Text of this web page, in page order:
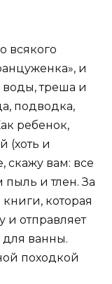
всякого
и
воды, треша и
подводка,
ребенок,
(хоть и
скажу вам: все
и тлен. За
которая
и отправляет
ванны.
походкой